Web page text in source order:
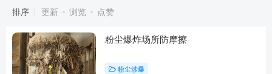
排序 更新 浏览 点赞
粉尘爆炸场所防摩擦
粉尘涉爆